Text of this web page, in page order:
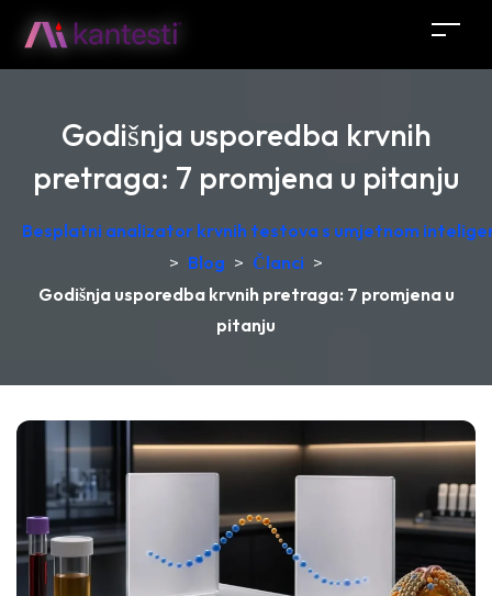
Godišnja usporedba krvnih
pretraga: 7 promjena u pitanju
Besplatni analizator krvnih testova s umjetnom
> Blog > Članci >
Godišnja usporedba krvnih pretraga: 7 promjena u
pitanju